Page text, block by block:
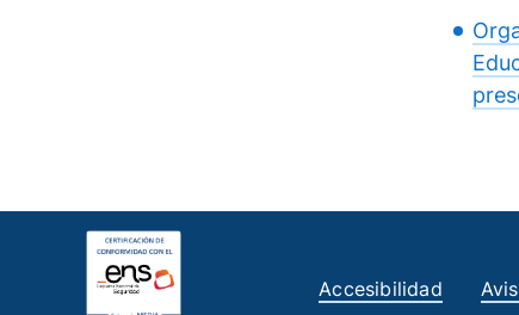
Accesibilidad